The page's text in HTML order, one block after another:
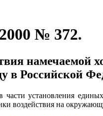
№ 372.
намечаемой
в Российской
установления
воздействия на